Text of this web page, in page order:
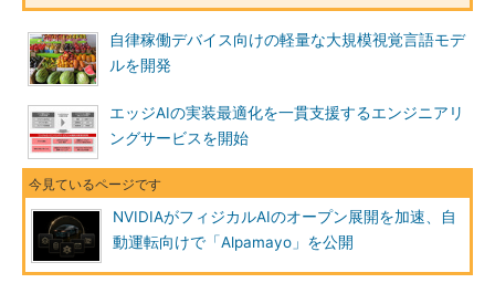
自律稼働デバイス向けの軽量な大規模視覚言語モデ
ルを開発
エッジAIの実装最適化を一貫支援するエンジニアリ
ングサービスを開始
NVIDIAがフィジカルAIのオープン展開を加速、自
動運転向けで「Alpamayo」を公開